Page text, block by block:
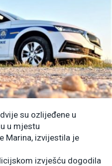
su ozlijeđene u
u mjestu
Marina, izvijestila je
izvješću dogodila